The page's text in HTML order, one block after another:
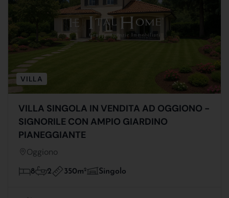
VILLA
VILLA SINGOLA IN VENDITA AD OGGIONO -
SIGNORILE CON AMPIO GIARDINO
PIANEGGIANTE
Oggiono
8 2 350m2 Singolo